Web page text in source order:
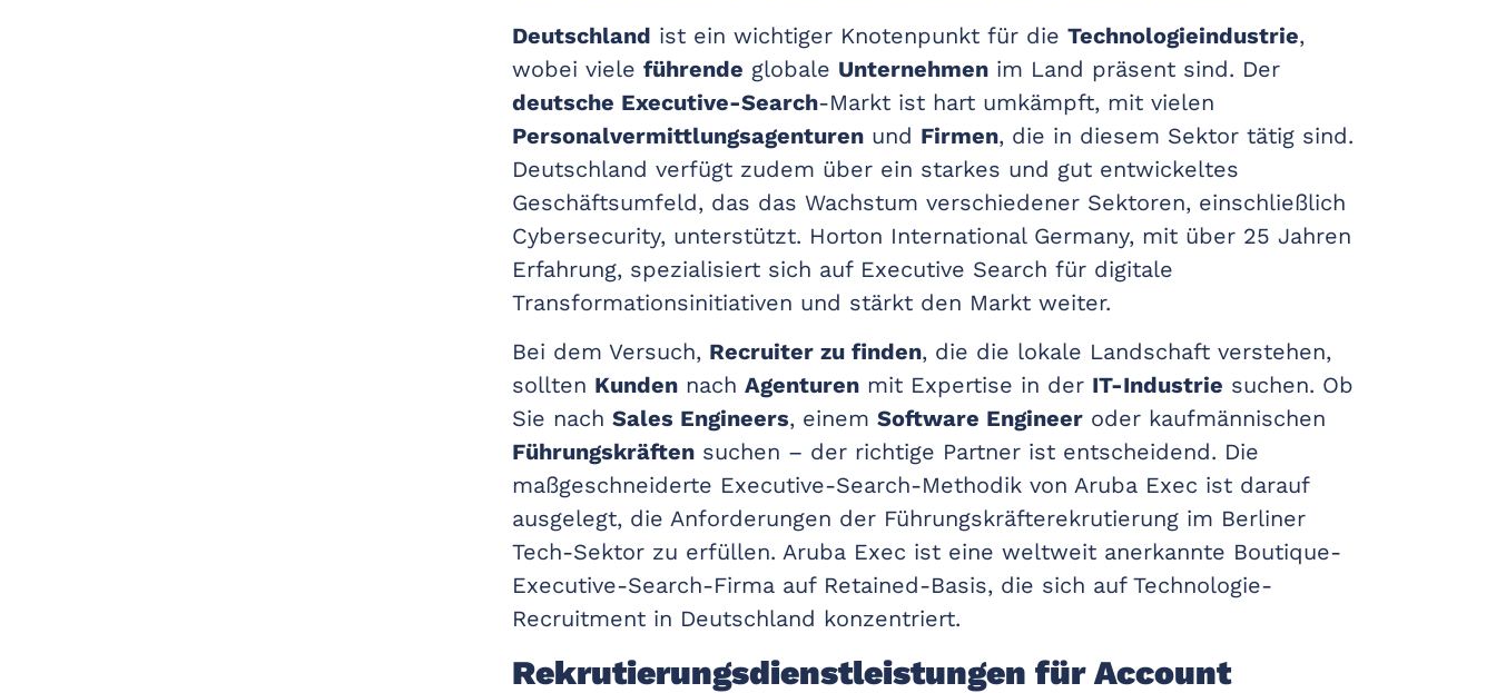
Deutschland ist ein wichtiger Knotenpunkt für die Technologieindustrie,
wobei viele führende globale Unternehmen im Land präsent sind. Der
deutsche Executive-Search-Markt ist hart umkämpft, mit vielen
Personalvermittlungsagenturen und Firmen, die in diesem Sektor tätig sind.
Deutschland verfügt zudem über ein starkes und gut entwickeltes
Geschäftsumfeld, das das Wachstum verschiedener Sektoren, einschließlich
Cybersecurity, unterstützt. Horton International Germany, mit über 25 Jahren
Erfahrung, spezialisiert sich auf Executive Search für digitale
Transformationsinitiativen und stärkt den Markt weiter.
Bei dem Versuch, Recruiter zu finden, die die lokale Landschaft verstehen,
sollten Kunden nach Agenturen mit Expertise in der IT-Industrie suchen. Ob
Sie nach Sales Engineers, einem Software Engineer oder kaufmännischen
Führungskräften suchen – der richtige Partner ist entscheidend. Die
maßgeschneiderte Executive-Search-Methodik von Aruba Exec ist darauf
ausgelegt, die Anforderungen der Führungskräfterekrutierung im Berliner
Tech-Sektor zu erfüllen. Aruba Exec ist eine weltweit anerkannte Boutique-
Executive-Search-Firma auf Retained-Basis, die sich auf Technologie-
Recruitment in Deutschland konzentriert.
Rekrutierungsdienstleistungen für Account